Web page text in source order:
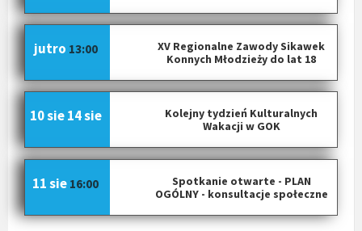
XV Regionalne Zawody Sikawek
Konnych Młodzieży do lat 18
jutro 13:00
Kolejny tydzień Kulturalnych
Wakacji w GOK
10 sie 14 sie
Spotkanie otwarte - PLAN
OGÓLNY - konsultacje społeczne
11 sie 16:00